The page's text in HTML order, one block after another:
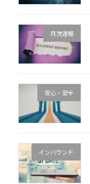
月次速報
安心・安全
インバウンド